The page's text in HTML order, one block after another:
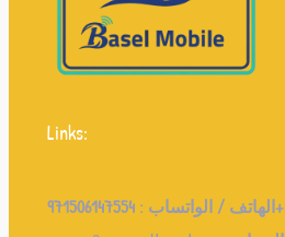
Links:
الهاتف / الواتساب :971506147554+